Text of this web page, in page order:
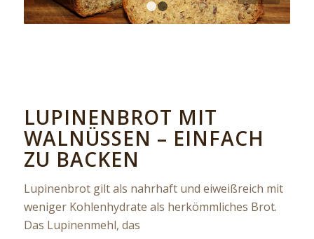
1 2
LUPINENBROT MIT
WALNÜSSEN – EINFACH
ZU BACKEN
Lupinenbrot gilt als nahrhaft und eiweißreich mit
weniger Kohlenhydrate als herkömmliches Brot.
Das Lupinenmehl, das